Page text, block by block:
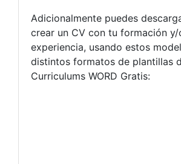
Adicionalmente puedes
crear un CV con tu formación y/
experiencia, usando estos
distintos formatos de plantillas
Curriculums WORD Gratis: